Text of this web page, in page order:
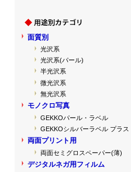
面質別
光沢系
光沢系(パール)
半光沢系
微光沢系
無光沢系
モノクロ写真
GEKKOパール・ラベル
GEKKOシルバーラベル プラス
両面プリント用
両面セミグロスペーパー(薄)
デジタルネガ用フィルム